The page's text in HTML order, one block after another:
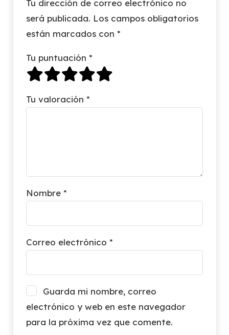
Tu dirección de correo electrónico no
será publicada. Los campos obligatorios
están marcados con *
Tu puntuación *
Tu valoración *
Nombre *
Correo electrónico *
Guarda mi nombre, correo
electrónico y web en este navegador
para la próxima vez que comente.